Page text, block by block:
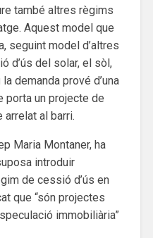
també altres règims
Aquest model que
seguint model d’altres
d’ús del solar, el sòl,
demanda prové d’una
porta un projecte de
al barri.
Maria Montaner, ha
introduir
de cessió d’ús en
que “són projectes
immobiliària”